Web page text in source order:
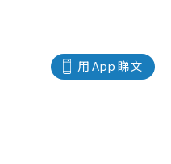
用 App 睇文